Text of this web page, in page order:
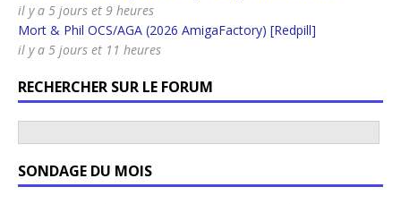
il y a 5 jours et 9 heures
Mort & Phil OCS/AGA (2026 AmigaFactory) [Redpill]
il y a 5 jours et 11 heures
RECHERCHER SUR LE FORUM
SONDAGE DU MOIS